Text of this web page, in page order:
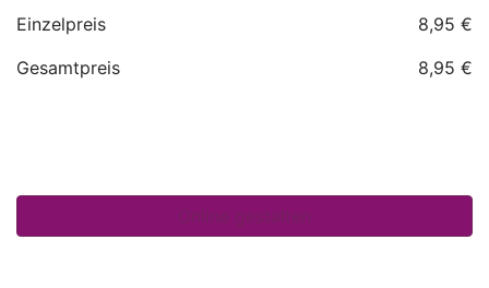
Einzelpreis
8,95 €
Gesamtpreis
8,95 €